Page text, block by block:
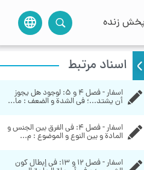
زنده language
اسناد مرتبط
أن يشتد...؛ في الشدة و الضعف‏ : ما...
المادة و بين النوع و الموضوع : م...